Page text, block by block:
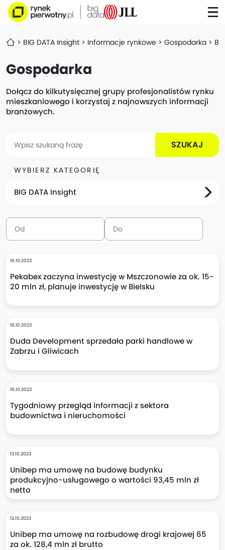
BIG DATA Insight Informacje rynkowe Gospodarka
Gospodarka
Dołącz do kilkutysięcznej grupy profesjonalistów rynku
mieszkaniowego i korzystaj z najnowszych informacji
branżowych.
SZUKAJ
WYBIERZ KATEGORIĘ
BIG DATA Insight
16.10.2023
Pekabex zaczyna inwestycję w Mszczonowie za ok. 15-
20 mln zł, planuje inwestycję w Bielsku
16.10.2023
Duda Development sprzedała parki handlowe w
Zabrzu i Gliwicach
16.10.2023
Tygodniowy przegląd informacji z sektora
budownictwa i nieruchomości
13.10.2023
Unibep ma umowę na budowę budynku
produkcyjno-usługowego o wartości 93,45 mln zł
netto
12.10.2023
Unibep ma umowę na rozbudowę drogi krajowej 65
za ok. 128,4 mln zł brutto